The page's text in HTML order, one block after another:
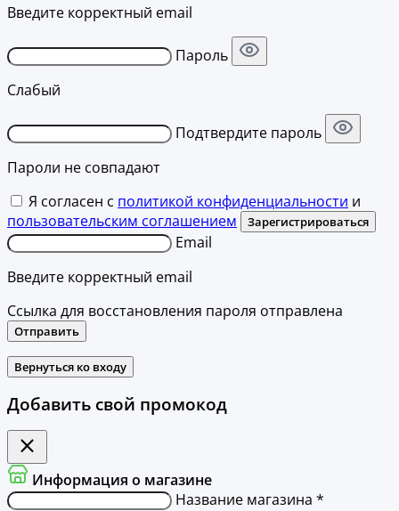
Введите корректный email
Пароль
Слабый
Подтвердите пароль
Пароли не совпадают
Я согласен с политикой конфиденциальности и
пользовательским соглашением
Зарегистрироваться
Email
Введите корректный email
Ссылка для восстановления пароля отправлена
Отправить
Вернуться ко входу
Добавить свой промокод
Информация о магазине
Название магазина *